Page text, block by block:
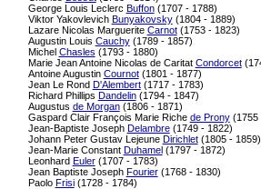
George Louis Leclerc Buffon(1707 - 1788)
Viktor Yakovlevich Bunyakovsky(1804 - 1889)
Lazare Nicolas Marguerite Carnot(1753 - 1823)
Augustin Louis Cauchy(1789 - 1857)
Michel Chasles (1793 - 1880)
Marie Jean Antoine Nicolas de Caritat Condorcet
Antoine Augustin Cournot(1801 - 1877)
Jean Le Rond D'Alembert(1717 - 1783)
Richard Phillips Dandelin(1794 - 1847)
Augustus de Morgan(1806 - 1871)
Gaspard Clair François Marie Riche de Prony(1755
Jean-Baptiste Joseph Delambre(1749 - 1822)
Johann Peter Gustav Lejeune Dirichlet(1805 - 1859)
Jean-Marie Constant Duhamel(1797 - 1872)
Leonhard Euler(1707 - 1783)
Jean Baptiste Joseph Fourier(1768 - 1830)
Paolo Frisi(1728 - 1784)